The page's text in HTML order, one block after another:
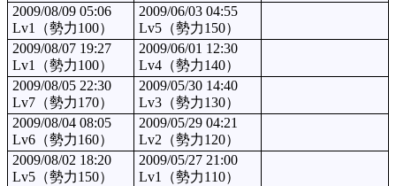
2009/08/09 05:06
Lv1（勢力100）
2009/06/03 04:55
Lv5（勢力150）
2009/08/07 19:27
Lv1（勢力100）
2009/06/01 12:30
Lv4（勢力140）
2009/08/05 22:30
Lv7（勢力170）
2009/05/30 14:40
Lv3（勢力130）
2009/08/04 08:05
Lv6（勢力160）
2009/05/29 04:21
Lv2（勢力120）
2009/08/02 18:20
Lv5（勢力150）
2009/05/27 21:00
Lv1（勢力110）